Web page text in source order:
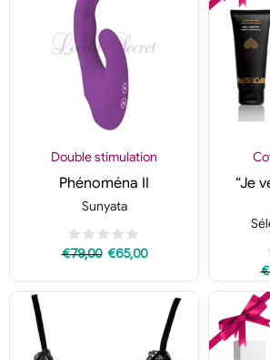
Double stimulation
Phénoména II
Sunyata
€79,00 €65,00
“Je
€